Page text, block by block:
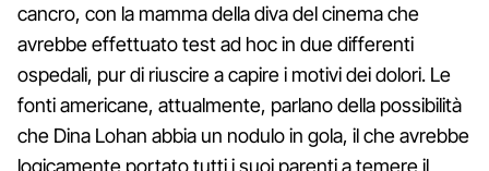
cancro, con la mamma della diva del cinema che
avrebbe effettuato test ad hoc in due differenti
ospedali, pur di riuscire a capire i motivi dei dolori. Le
fonti americane, attualmente, parlano della possibilità
che Dina Lohan abbia un nodulo in gola, il che avrebbe
logicamente portato tutti i suoi parenti a temere il